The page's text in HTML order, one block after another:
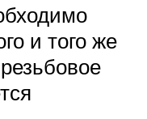
и того же